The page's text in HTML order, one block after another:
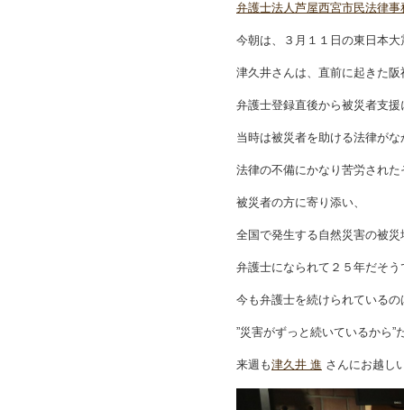
弁護士法人芦屋西宮市民法律事
今朝は、３月１１日の東日本
津久井さんは、直前に起きた
弁護士登録直後から被災者支
当時は被災者を助ける法律がな
法律の不備にかなり苦労された
被災者の方に寄り添い、
全国で発生する自然災害の被
弁護士になられて２５年だそう
今も弁護士を続けられているの
”災害がずっと続いているから”
来週も津久井 進 さんにお越し